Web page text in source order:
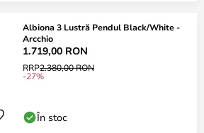
Albiona 3 Lustră Pendul Black/White -
Arcchio
1.719,00 RON
RRP2.380,00 RON
-27%
În stoc